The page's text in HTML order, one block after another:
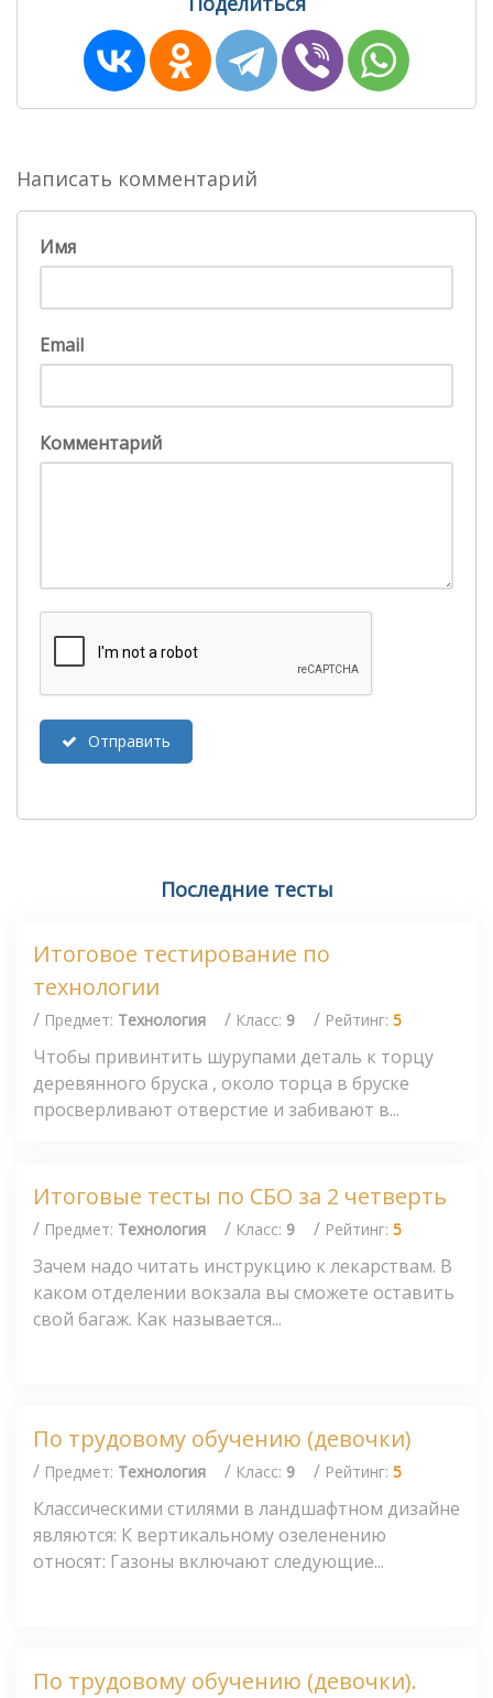
Написать комментарий
Имя
Email
Комментарий
Отправить
Последние тесты
Итоговое тестирование по
технологии
/ Предмет: Технология / Класс: 9 / Рейтинг: 5
Чтобы привинтить шурупами деталь к торцу
деревянного бруска , около торца в бруске
просверливают отверстие и забивают в...
Итоговые тесты по СБО за 2 четверть
/ Предмет: Технология / Класс: 9 / Рейтинг: 5
Зачем надо читать инструкцию к лекарствам. В
каком отделении вокзала вы сможете оставить
свой багаж. Как называется...
По трудовому обучению (девочки)
/ Предмет: Технология / Класс: 9 / Рейтинг: 5
Классическими стилями в ландшафтном дизайне
являются: К вертикальному озеленению
относят: Газоны включают следующие...
По трудовому обучению (девочки).